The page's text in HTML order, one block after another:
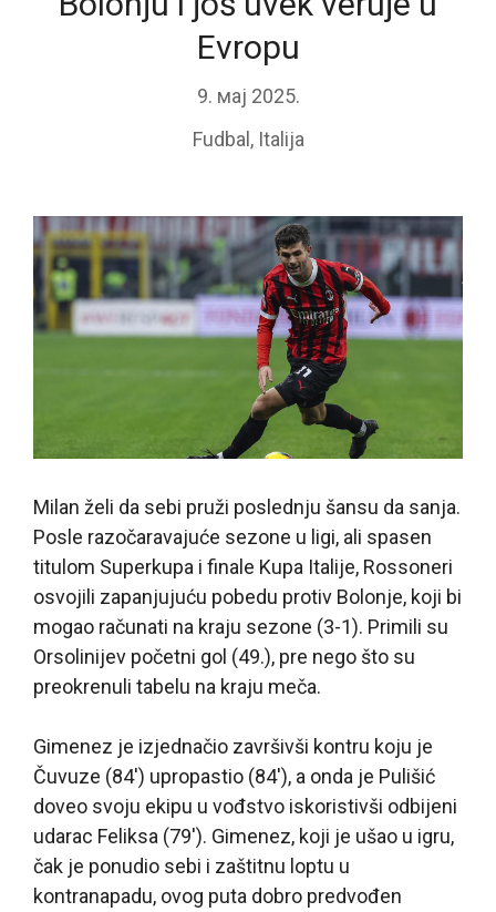
Evropu
9. мај 2025.
Fudbal , Italija
Milan želi da sebi pruži poslednju šansu da sanja.
Posle razočaravajuće sezone u ligi, ali spasen
titulom Superkupa i finale Kupa Italije, Rossoneri
osvojili zapanjujuću pobedu protiv Bolonje, koji bi
mogao računati na kraju sezone (3-1). Primili su
Orsolinijev početni gol (49.), pre nego što su
preokrenuli tabelu na kraju meča.
Gimenez je izjednačio završivši kontru koju je
Čuvuze (84′) upropastio (84′), a onda je Pulišić
doveo svoju ekipu u vođstvo iskoristivši odbijeni
udarac Feliksa (79′). Gimenez, koji je ušao u igru,
čak je ponudio sebi i zaštitnu loptu u
kontranapadu, ovog puta dobro predvođen